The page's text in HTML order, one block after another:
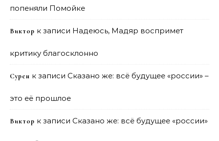
попеняли Помойке
Виктор к записи Надеюсь, Мадяр воспримет
критику благосклонно
Сурен к записи Сказано же: всё будущее «россии» –
это её прошлое
Виктор к записи Сказано же: всё будущее «россии»